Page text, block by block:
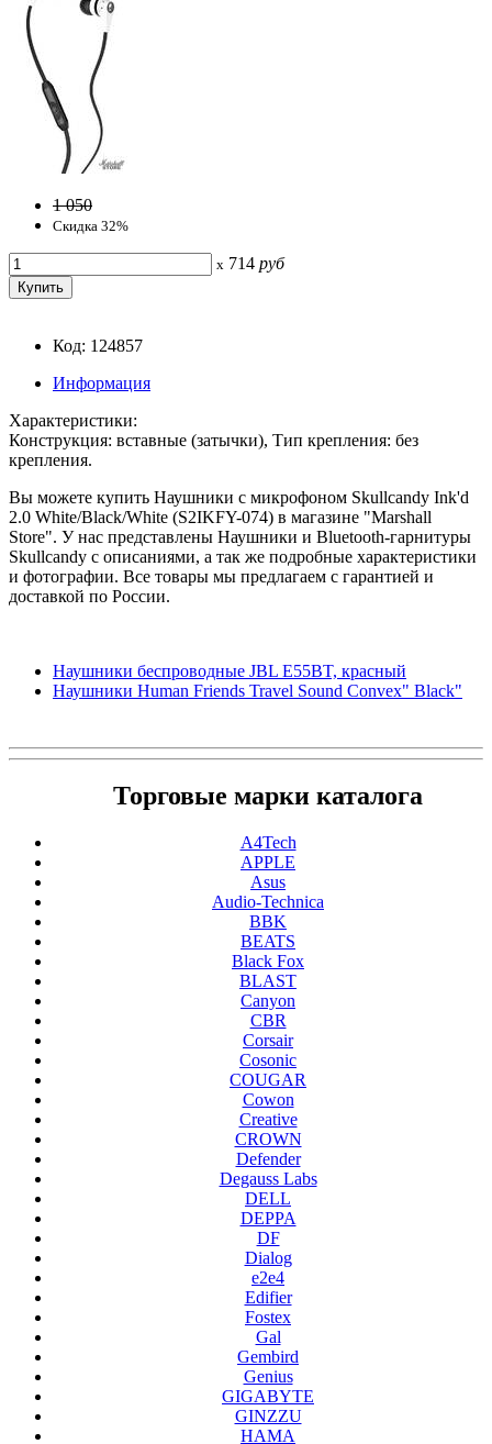
1 050
Скидка 32%
x 714 руб
Код: 124857
Информация
Характеристики:
Конструкция: вставные (затычки), Тип крепления: без
крепления.
Вы можете купить Наушники с микрофоном Skullcandy Ink'd
2.0 White/Black/White (S2IKFY-074) в магазине "Marshall
Store". У нас представлены Наушники и Bluetooth-гарнитуры
Skullcandy с описаниями, а так же подробные характеристики
и фотографии. Все товары мы предлагаем с гарантией и
доставкой по России.
Наушники беспроводные JBL E55BT, красный
Наушники Human Friends Travel Sound Convex" Black"
Торговые марки каталога
A4Tech
APPLE
Asus
Audio-Technica
BBK
BEATS
Black Fox
BLAST
Canyon
CBR
Corsair
Cosonic
COUGAR
Cowon
Creative
CROWN
Defender
Degauss Labs
DELL
DEPPA
DF
Dialog
e2e4
Edifier
Fostex
Gal
Gembird
Genius
GIGABYTE
GINZZU
HAMA